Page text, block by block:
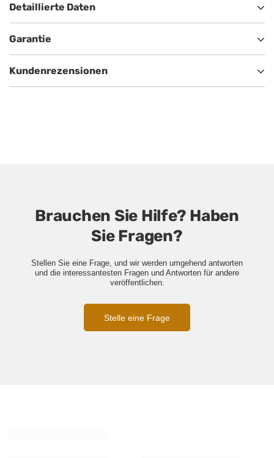
Detaillierte Daten
Garantie
Kundenrezensionen
Brauchen Sie Hilfe? Haben
Sie Fragen?
Stellen Sie eine Frage, und wir werden umgehend antworten
und die interessantesten Fragen und Antworten für andere
veröffentlichen.
Stelle eine Frage